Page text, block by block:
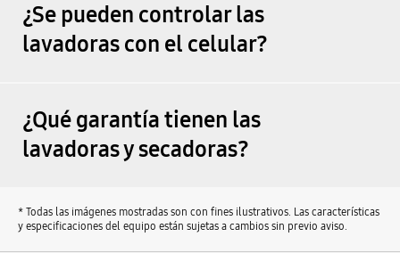
¿Se pueden controlar las
lavadoras con el celular?
¿Qué garantía tienen las
lavadoras y secadoras?
* Todas las imágenes mostradas son con fines ilustrativos. Las características
y especificaciones del equipo están sujetas a cambios sin previo aviso.